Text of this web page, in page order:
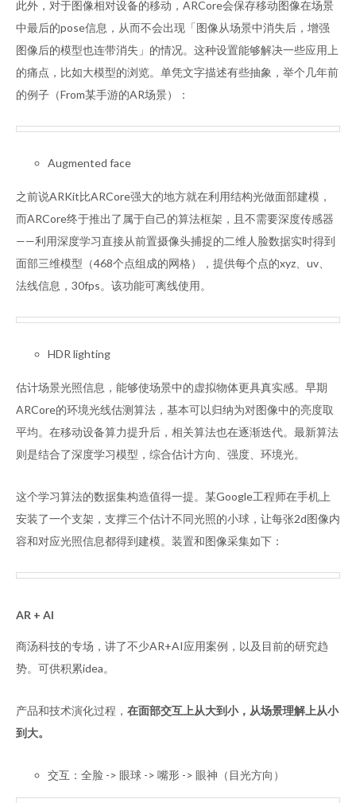
此外，对于图像相对设备的移动，ARCore会保存移动图像在场景
中最后的pose信息，从而不会出现「图像从场景中消失后，增强
图像后的模型也连带消失」的情况。这种设置能够解决一些应用上
的痛点，比如大模型的浏览。单凭文字描述有些抽象，举个几年前
的例子（From某手游的AR场景）：
Augmented face
之前说ARKit比ARCore强大的地方就在利用结构光做面部建模，
而ARCore终于推出了属于自己的算法框架，且不需要深度传感器
——利用深度学习直接从前置摄像头捕捉的二维人脸数据实时得到
面部三维模型（468个点组成的网格），提供每个点的xyz、uv、
法线信息，30fps。该功能可离线使用。
HDR lighting
估计场景光照信息，能够使场景中的虚拟物体更具真实感。早期
ARCore的环境光线估测算法，基本可以归纳为对图像中的亮度取
平均。在移动设备算力提升后，相关算法也在逐渐迭代。最新算法
则是结合了深度学习模型，综合估计方向、强度、环境光。
这个学习算法的数据集构造值得一提。某Google工程师在手机上
安装了一个支架，支撑三个估计不同光照的小球，让每张2d图像内
容和对应光照信息都得到建模。装置和图像采集如下：
AR + AI
商汤科技的专场，讲了不少AR+AI应用案例，以及目前的研究趋
势。可供积累idea。
产品和技术演化过程， 在面部交互上从大到小，从场景理解上从小
到大。
交互：全脸 -> 眼球 -> 嘴形 -> 眼神（目光方向）